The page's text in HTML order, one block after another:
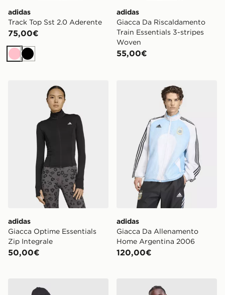
adidas
Track Top Sst 2.0 Aderente
75,00€
RosaNero
adidas
Giacca Da Riscaldamento
Train Essentials 3-stripes
Woven
55,00€
adidas Giacca Optime Essentials Zip Integrale
adidas
Giacca Optime Essentials
Zip Integrale
50,00€
adidas Giacca Da
adidas
Giacca Da Allenamento
Home Argentina 2006
120,00€
adidas Originals Firebird Giacca Tuta In Tessuto
adidas Originals Firebird